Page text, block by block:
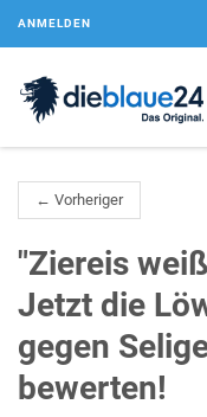
ANMELDEN
← Vorheriger
"Ziereis
Jetzt die
gegen
bewerten!